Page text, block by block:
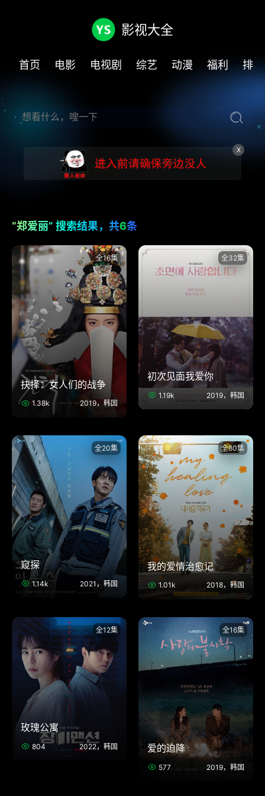
影视大全
首页 电影 电视剧 综艺 动漫 福利 排
X
“郑爱丽” 搜索结果，共6条
全16集
抉择：女人们的战争
1.38k 2019，韩国
全32集
初次见面我爱你
1.19k 2019，韩国
全20集
窥探
1.14k 2021，韩国
全80集
我的爱情治愈记
1.01k 2018，韩国
全12集
玫瑰公寓
804 2022，韩国
全16集
爱的迫降
577 2019，韩国